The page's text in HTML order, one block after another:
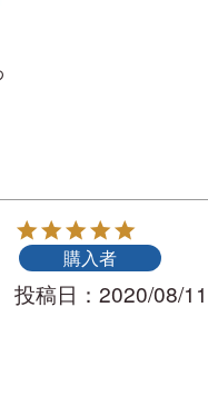
購入者
投稿日 2020/08/11